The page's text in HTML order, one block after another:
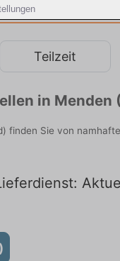
Teilzeit
in Menden
finden Sie von